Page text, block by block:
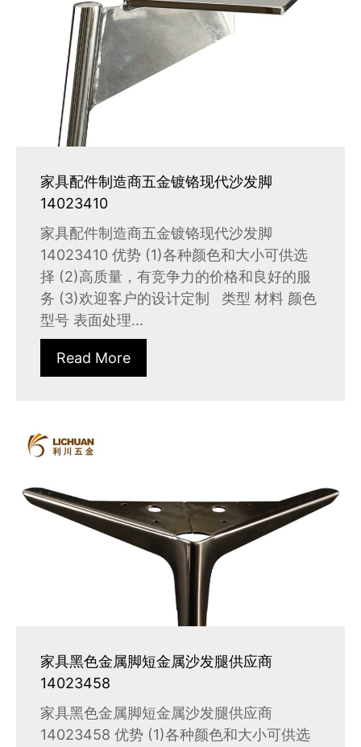
家具配件制造商五金镀铬现代沙发脚
14023410
家具配件制造商五金镀铬现代沙发脚
14023410 优势 (1)各种颜色和大小可供选
择 (2)高质量，有竞争力的价格和良好的服
务 (3)欢迎客户的设计定制 类型 材料 颜色
型号 表面处理...
Read More
家具黑色金属脚短金属沙发腿供应商
14023458
家具黑色金属脚短金属沙发腿供应商
14023458 优势 (1)各种颜色和大小可供选